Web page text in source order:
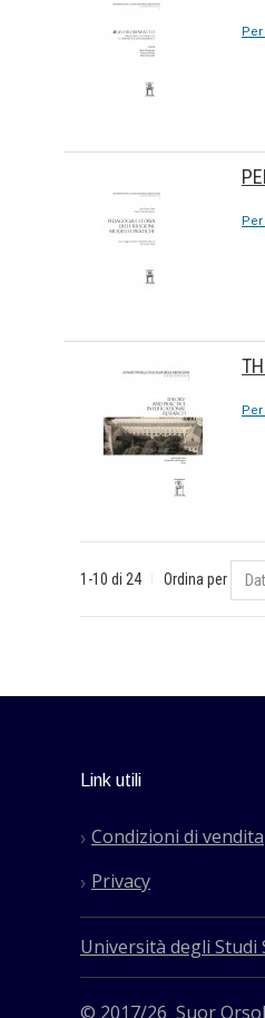
1-10 di 24 Ordina per
Link utili
Condizioni di vendita
Privacy
Università degli Studi
© 2017/26 Suor